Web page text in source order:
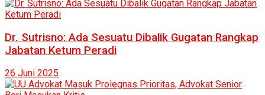
Dr. Sutrisno: Ada Sesuatu Dibalik Gugatan Rangkap
Jabatan Ketum Peradi
26 Juni 2025